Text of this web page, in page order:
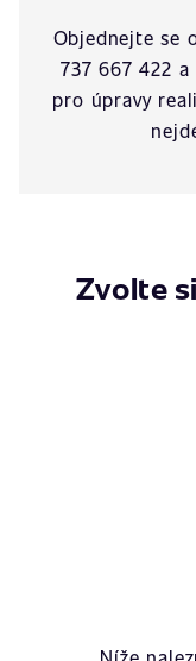
Objednejte se
737 667 422
pro úpravy
Zvolte